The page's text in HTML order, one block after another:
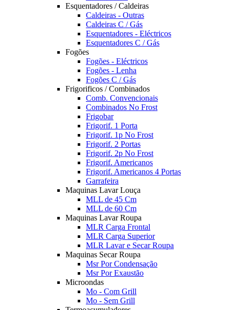
Esquentadores / Caldeiras
Caldeiras - Outras
Caldeiras C / Gás
Esquentadores - Eléctricos
Esquentadores C / Gás
Fogões
Fogões - Eléctricos
Fogões - Lenha
Fogões C / Gás
Frigorificos / Combinados
Comb. Convencionais
Combinados No Frost
Frigobar
Frigorif. 1 Porta
Frigorif. 1p No Frost
Frigorif. 2 Portas
Frigorif. 2p No Frost
Frigorif. Americanos
Frigorif. Americanos 4 Portas
Garrafeira
Maquinas Lavar Louça
MLL de 45 Cm
MLL de 60 Cm
Maquinas Lavar Roupa
MLR Carga Frontal
MLR Carga Superior
MLR Lavar e Secar Roupa
Maquinas Secar Roupa
Msr Por Condensação
Msr Por Exaustão
Microondas
Mo - Com Grill
Mo - Sem Grill